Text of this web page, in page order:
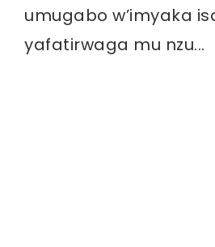
umugabo w’imyaka
yafatirwaga mu nzu...